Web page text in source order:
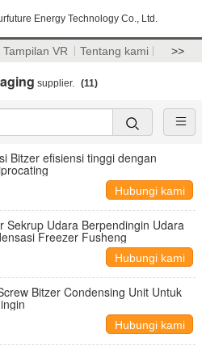
Energy Technology Co., Ltd.
Tampilan VR Tentang kami >>
supplier. (11)
Bitzer efisiensi tinggi dengan
Hubungi kami
Sekrup Udara Berpendingin Udara
Freezer Fusheng
Hubungi kami
Bitzer Condensing Unit Untuk
Hubungi kami